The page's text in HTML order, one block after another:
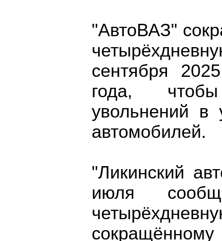
"АвтоВАЗ"
сентября
года,
увольнений в
автомобилей.
"Ликинский
июля